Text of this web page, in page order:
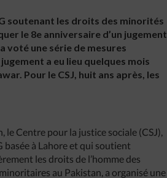
soutenant les droits des minorités
le 8e anniversaire d’un jugement
voté une série de mesures
a eu lieu quelques mois
Pour le CSJ, huit ans après, les
le Centre pour la justice sociale (CSJ),
basée à Lahore et qui soutient
les droits de l’homme des
au Pakistan, a organisé une